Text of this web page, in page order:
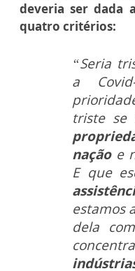
deveria ser dada
quatro critérios:
“Seria
a
triste se
naçãoe
E que
estamos
dela com